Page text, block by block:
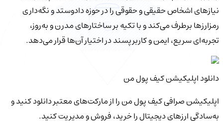
نیازهای اشخاص حقیقی و حقوقی را در حوزه دادوستد و نگه‌داری
رمزارزها برطرف می‌کند و با تکیه بر ساختارهای مدرن و به‌روز،
تجربه‌ای سریع، ایمن و کاربرپسند در اختیار آن‌ها قرار می‌دهد.
دانلود اپلیکیشن کیف‌ پول من
اپلیکیشن صرافی کیف پول من را از مارکت‌های معتبر دانلود کنید و
به‌سادگی ارزهای دیجیتال را خرید، فروش و مدیریت کنید.